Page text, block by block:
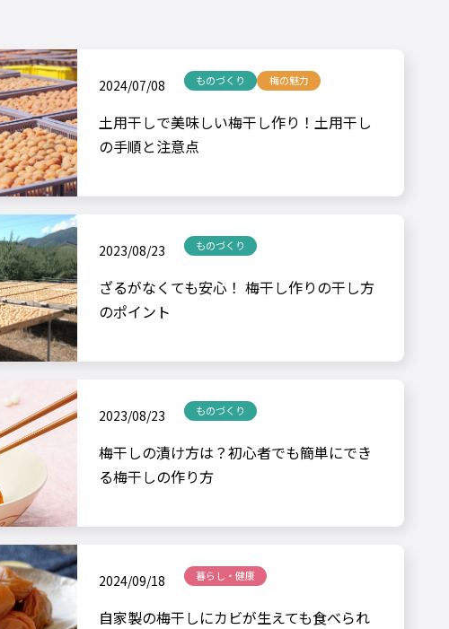
2024/07/08 ものづくり 梅の魅力
土用干しで美味しい梅干し作り！土用干し
の手順と注意点
2023/08/23 ものづくり
ざるがなくても安心！ 梅干し作りの干し方
のポイント
2023/08/23 ものづくり
梅干しの漬け方は？初心者でも簡単にでき
る梅干しの作り方
2024/09/18 暮らし・健康
自家製の梅干しにカビが生えても食べられ